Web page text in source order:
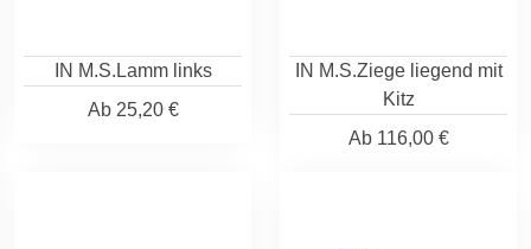
IN M.S.Lamm links
Ab25,20 €
IN M.S.Ziege liegend mit
Kitz
Ab116,00 €